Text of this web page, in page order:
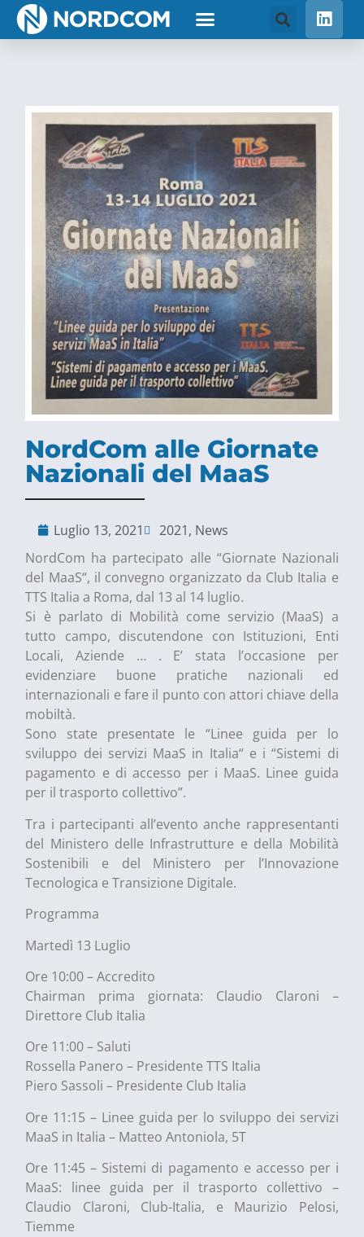
NordCom alle Giornate
Nazionali del MaaS
Luglio 13, 2021 2021, News
NordCom ha partecipato alle “Giornate Nazionali
del MaaS“, il convegno organizzato da Club Italia e
TTS Italia a Roma, dal 13 al 14 luglio.
Si è parlato di Mobilità come servizio (MaaS) a
tutto campo, discutendone con Istituzioni, Enti
Locali, Aziende … . E’ stata l’occasione per
evidenziare buone pratiche nazionali ed
internazionali e fare il punto con attori chiave della
mobiltà.
Sono state presentate le “Linee guida per lo
sviluppo dei servizi MaaS in Italia“ e i “Sistemi di
pagamento e di accesso per i MaaS. Linee guida
per il trasporto collettivo”.
Tra i partecipanti all’evento anche rappresentanti
del Ministero delle Infrastrutture e della Mobilità
Sostenibili e del Ministero per l’Innovazione
Tecnologica e Transizione Digitale.
Programma
Martedì 13 Luglio
Ore 10:00 – Accredito
Chairman prima giornata: Claudio Claroni –
Direttore Club Italia
Ore 11:00 – Saluti
Rossella Panero – Presidente TTS Italia
Piero Sassoli – Presidente Club Italia
Ore 11:15 – Linee guida per lo sviluppo dei servizi
MaaS in Italia – Matteo Antoniola, 5T
Ore 11:45 – Sistemi di pagamento e accesso per i
MaaS: linee guida per il trasporto collettivo –
Claudio Claroni, Club-Italia, e Maurizio Pelosi,
Tiemme